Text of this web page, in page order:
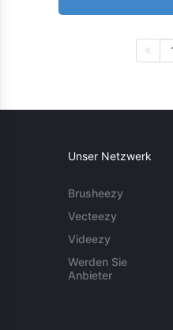
Unser Netzwerk
Brusheezy
Vecteezy
Videezy
Werden Sie
Anbieter